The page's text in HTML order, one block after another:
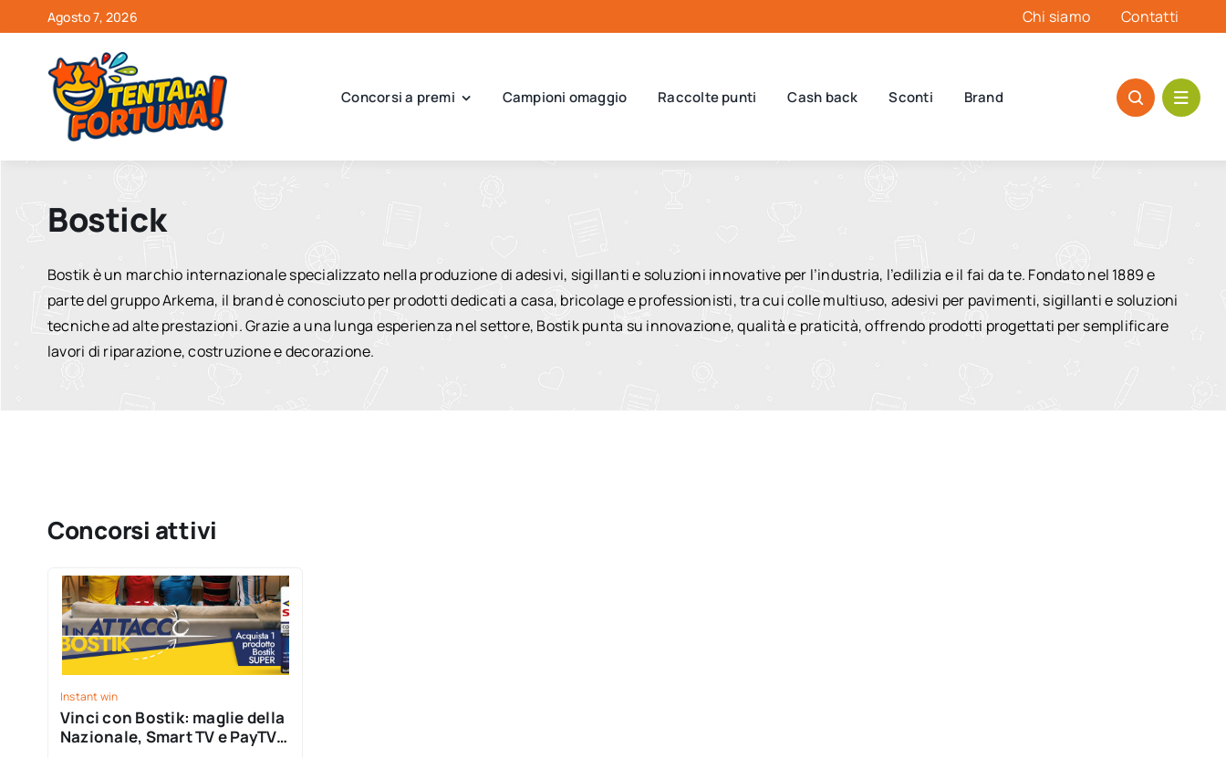
al
contenuto
Agosto 7, 2026 Chi siamo Contatti
Concorsi a premi Campioni omaggio Raccolte punti Cash back Sconti Brand
Bostick
Bostik è un marchio internazionale specializzato nella produzione di adesivi, sigillanti e soluzioni innovative per l’industria, l’edilizia e il fai da te. Fondato nel 1889 e
parte del gruppo Arkema, il brand è conosciuto per prodotti dedicati a casa, bricolage e professionisti, tra cui colle multiuso, adesivi per pavimenti, sigillanti e soluzioni
tecniche ad alte prestazioni. Grazie a una lunga esperienza nel settore, Bostik punta su innovazione, qualità e praticità, offrendo prodotti progettati per semplificare
lavori di riparazione, costruzione e decorazione.
Concorsi attivi
Instant win
Vinci con Bostik: maglie della
Nazionale, Smart TV e PayTV